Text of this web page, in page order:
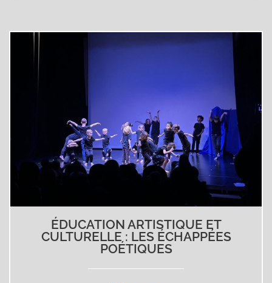
ÉDUCATION ARTISTIQUE ET
CULTURELLE : LES ÉCHAPPÉES
POÉTIQUES